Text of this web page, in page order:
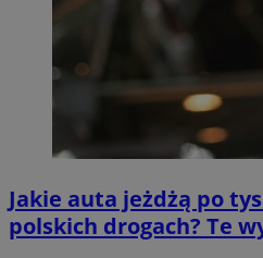
Jakie auta jeżdżą po
polskich drogach? Te